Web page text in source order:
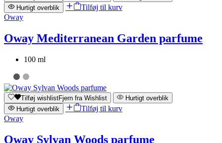
Hurtigt overblik
Tilføj til kurv
Oway
Oway Mediterranean Garden parfume
100 ml
Tilføj wishlistFjern fra Wishlist
Hurtigt overblik
Hurtigt overblik
Tilføj til kurv
Oway
Oway Sylvan Woods parfume